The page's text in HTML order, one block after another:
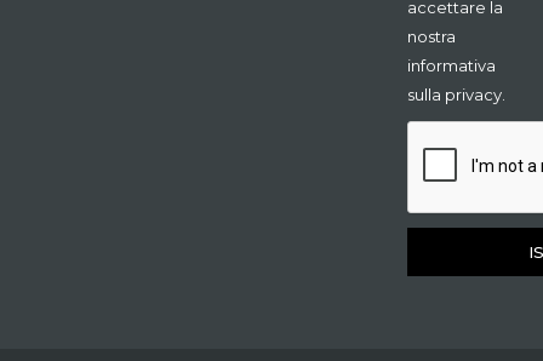
accettare la
nostra
informativa
sulla privacy.